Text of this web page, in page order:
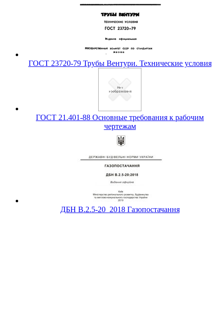
ГОСТ 23720-79 Трубы Вентури. Технические условия
ГОСТ 21.401-88 Основные требования к рабочим
чертежам
ДБН В.2.5-20_2018 Газопостачання